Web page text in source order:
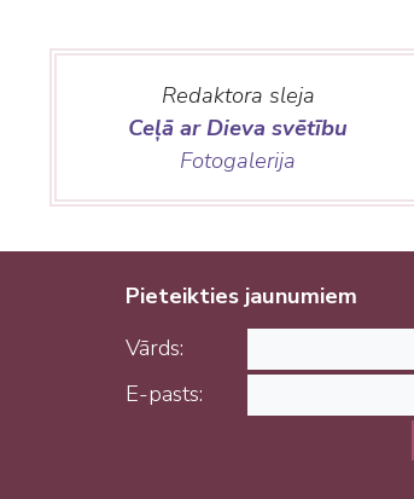
Redaktora sleja
Ceļā ar Dieva svētību
Fotogalerija
Pieteikties jaunumiem
Vārds:
E-pasts: